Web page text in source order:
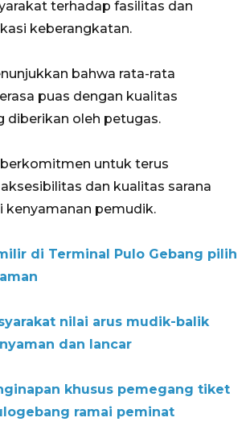
terhadap fasilitas dan
keberangkatan.
bahwa rata-rata
puas dengan kualitas
diberikan oleh petugas.
untuk terus
dan kualitas sarana
kenyamanan pemudik.
di Terminal Pulo Gebang pilih
nilai arus mudik-balik
dan lancar
khusus pemegang tiket
ramai peminat